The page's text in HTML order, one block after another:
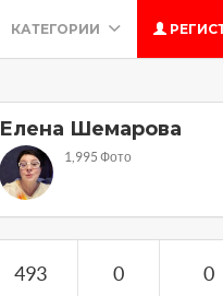
КАТЕГОРИИ
Елена Шемарова
1,995 Фото
493 0 0